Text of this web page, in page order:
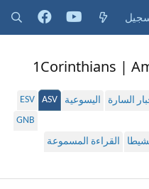
1Corinthians |
السارة اليسوعية ASV
ESV
GNB
القراءة المسموعة